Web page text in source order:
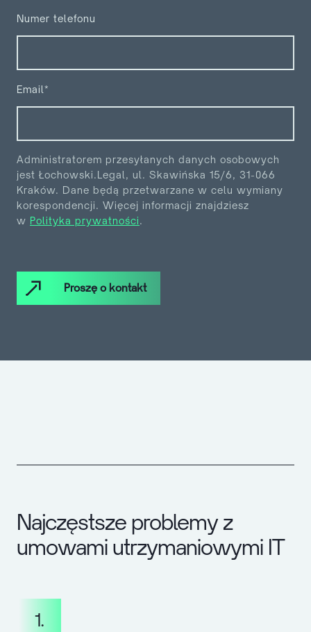
Numer telefonu
Email*
Administratorem przesyłanych danych osobowych
jest Łochowski.Legal, ul. Skawińska 15/6, 31-066
Kraków. Dane będą przetwarzane w celu wymiany
korespondencji. Więcej informacji znajdziesz
w Polityka prywatności.
Proszę o kontakt
Najczęstsze problemy z
umowami utrzymaniowymi IT
1.